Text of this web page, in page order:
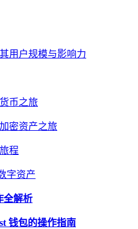
用户规模与影响力
币之旅
密资产之旅
程
字资产
全解析
钱包的操作指南